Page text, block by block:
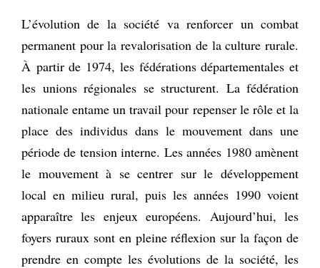
L’évolution de la société va renforcer un combat
permanent pour la revalorisation de la culture rurale.
À partir de 1974, les fédérations départementales et
les unions régionales se structurent. La fédération
nationale entame un travail pour repenser le rôle et la
place des individus dans le mouvement dans une
période de tension interne. Les années 1980 amènent
le mouvement à se centrer sur le développement
local en milieu rural, puis les années 1990 voient
apparaître les enjeux européens. Aujourd’hui, les
foyers ruraux sont en pleine réflexion sur la façon de
prendre en compte les évolutions de la société, les